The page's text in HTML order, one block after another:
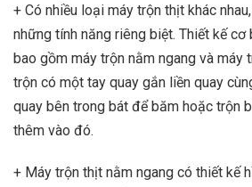
+ Có nhiều loại máy trộn thịt khác
những tính năng riêng biệt. Thiết kế cơ
bao gồm máy trộn nằm ngang và máy
trộn có một tay quay gắn liền quay
quay bên trong bát để băm hoặc trộn
thêm vào đó.
+ Máy trộn thịt nằm ngang có thiết kế